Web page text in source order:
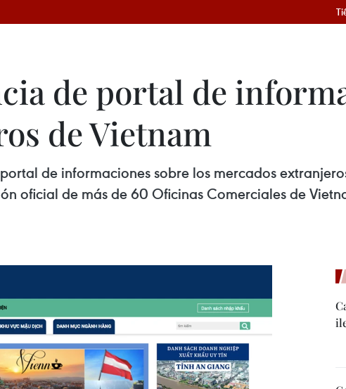
de portal de
de Vietnam
de informaciones sobre los mercados
oficial de más de 60 Oficinas Comerciales de